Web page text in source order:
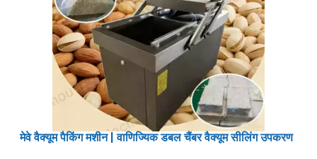
मेवे वैक्यूम पैकिंग मशीन | वाणिज्यिक डबल चैंबर वैक्यूम सीलिंग उपकरण